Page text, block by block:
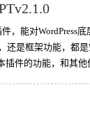
件，能对
还是框架功能，都
件的功能，和其他